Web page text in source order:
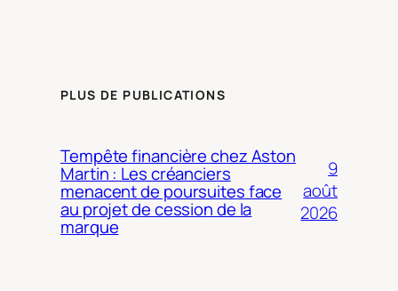
PLUS DE PUBLICATIONS
Tempête financière chez Aston
Martin : Les créanciers
menacent de poursuites face
au projet de cession de la
marque
9
août
2026